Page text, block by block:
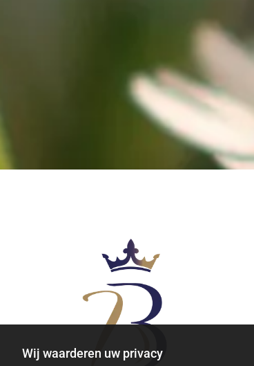
Wij waarderen uw privacy